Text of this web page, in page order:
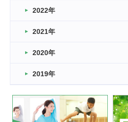
2026.03.11
緑ケ丘体育館
2022.11.03
緑ケ丘体育館
いたっぼーる大会☆彡
緑ケ丘体育館
2022年
2021年
2020年
2019年